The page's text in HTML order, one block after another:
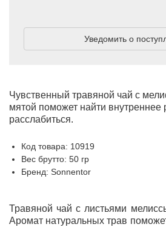
Чувственный травяной чай с
мятой поможет найти внутреннее
расслабиться.
Код товара: 10919
Вес брутто: 50 гр
Бренд: Sonnentor
Уведомить о
Травяной чай с листьями
Аромат натуральных трав